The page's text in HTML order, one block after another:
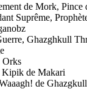
de Mork, Pince
Suprême,
Ghazghkull
Orks
de Makari
de